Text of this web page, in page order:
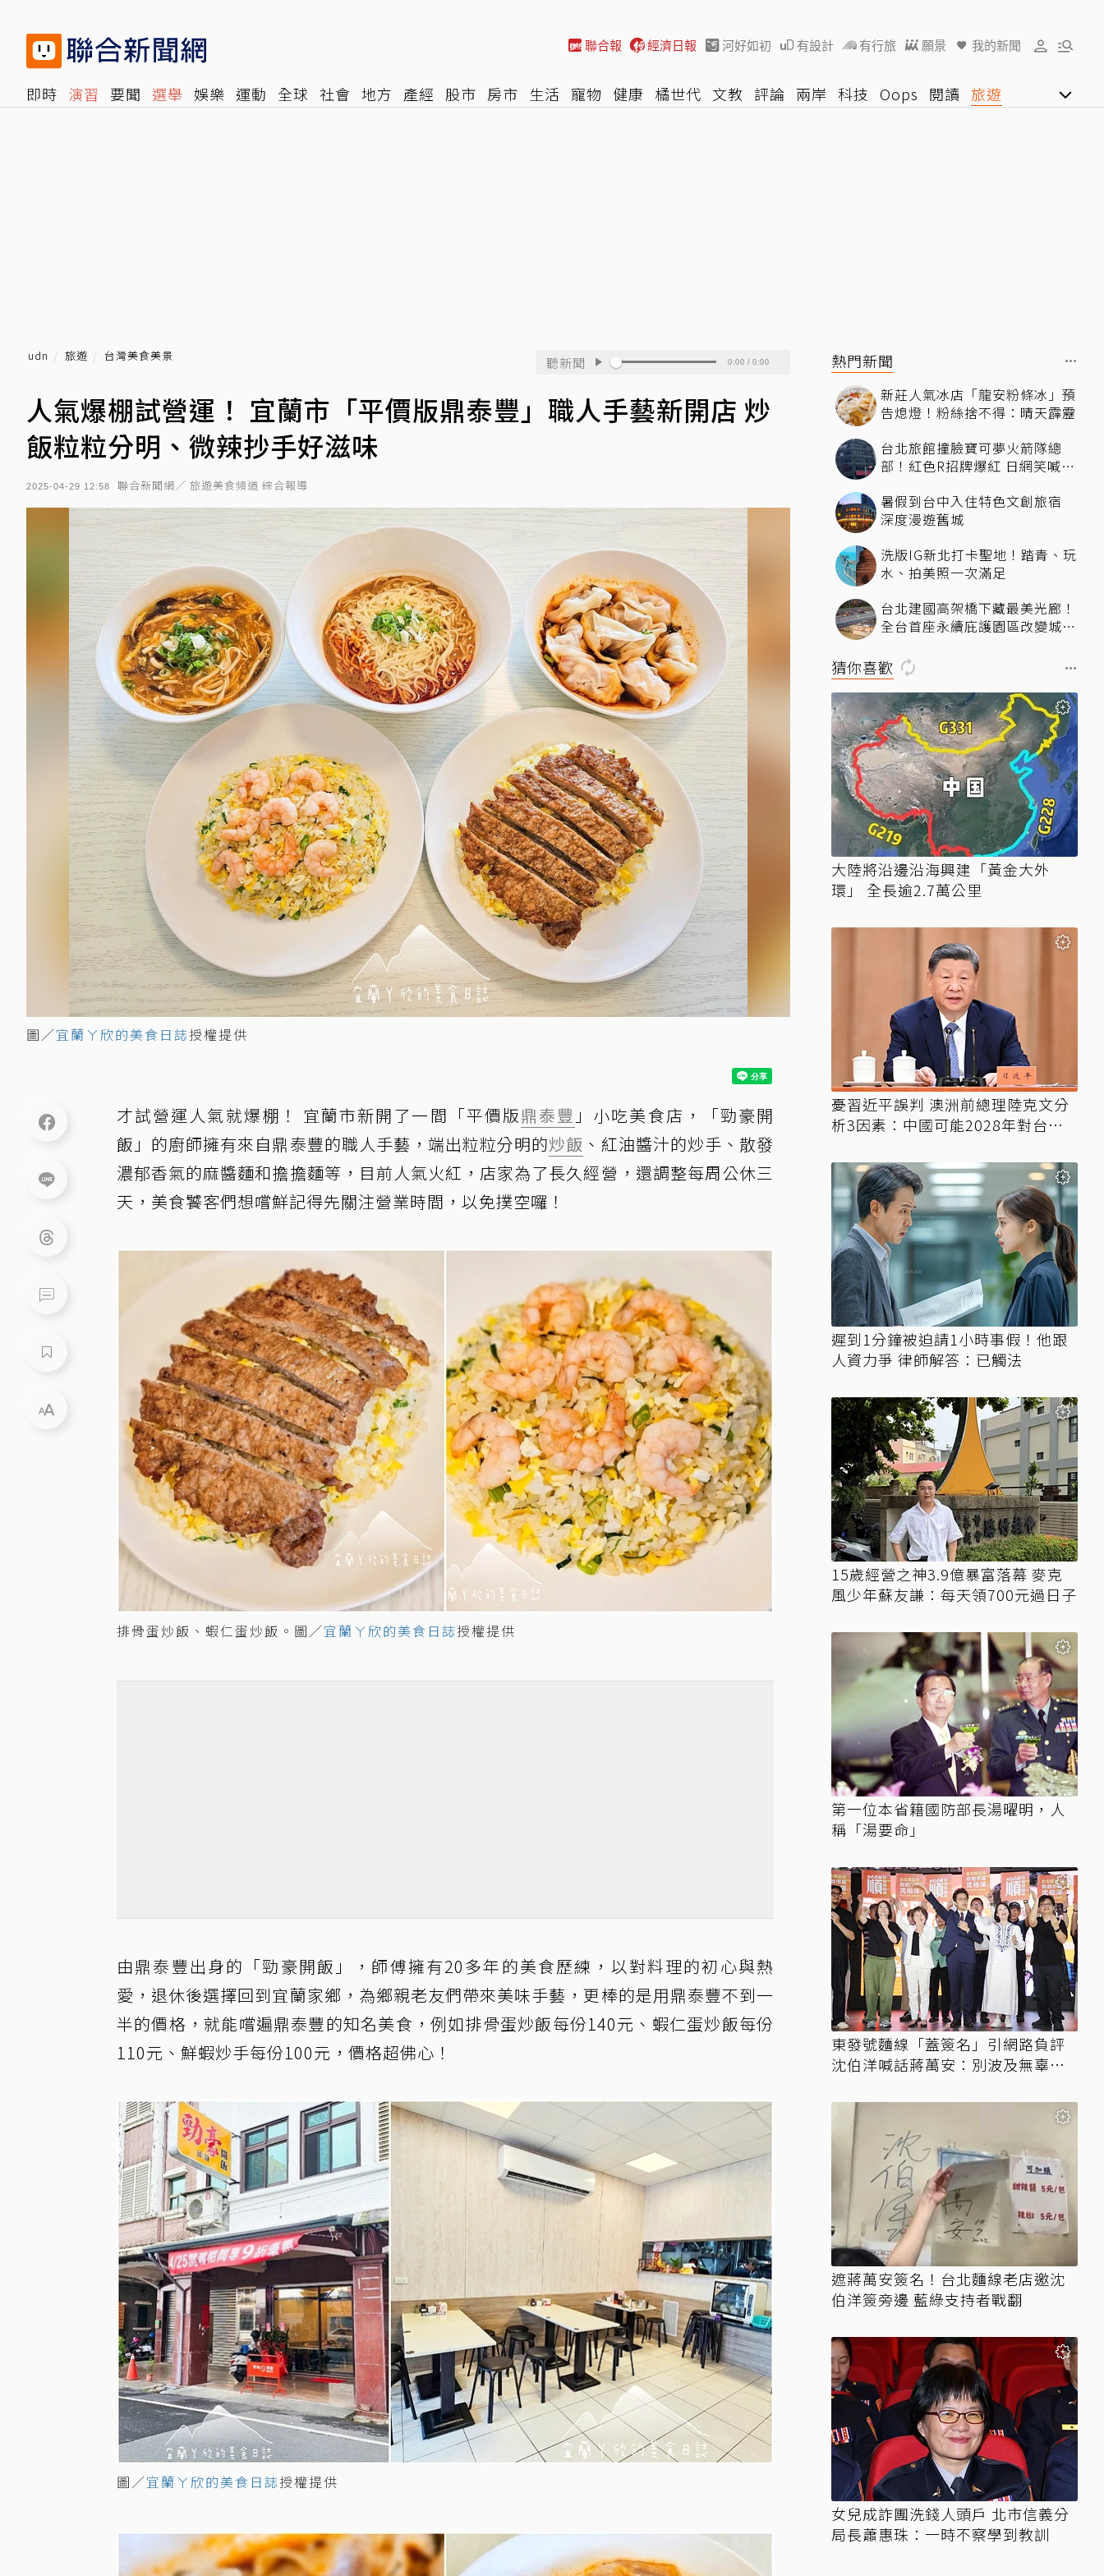
聯合報 經濟日報 河好如初 有設計 有行旅 願景 我的新聞
即時 演習 要聞 選舉 娛樂 運動 全球 社會 地方 產經 股市 房市 生活 寵物 健康 橘世代 文教 評論 兩岸 科技 Oops 閱讀 旅遊
udn 旅遊 台灣美食美景 聽新聞 0:00 / 0:00
人氣爆棚試營運！ 宜蘭市「平價版鼎泰豐」職人手藝新開店 炒
飯粒粒分明、微辣抄手好滋味
2025-04-29 12:58 聯合新聞網／ 旅遊美食頻道 綜合報導
圖／宜蘭ㄚ欣的美食日誌授權提供
才試營運人氣就爆棚！ 宜蘭市新開了一間「平價版鼎泰豐 」小吃美食店，「勁豪開
飯」的廚師擁有來自鼎泰豐的職人手藝，端出粒粒分明的炒飯 、紅油醬汁的炒手、散發
濃郁香氣的麻醬麵和擔擔麵等，目前人氣火紅，店家為了長久經營，還調整每周公休三
天，美食饕客們想嚐鮮記得先關注營業時間，以免撲空囉！
排骨蛋炒飯、蝦仁蛋炒飯。圖／宜蘭ㄚ欣的美食日誌授權提供
由鼎泰豐出身的「勁豪開飯」，師傅擁有20多年的美食歷練，以對料理的初心與熱
愛，退休後選擇回到宜蘭家鄉，為鄉親老友們帶來美味手藝，更棒的是用鼎泰豐不到一
半的價格，就能嚐遍鼎泰豐的知名美食，例如排骨蛋炒飯每份140元、蝦仁蛋炒飯每份
110元、鮮蝦炒手每份100元，價格超佛心！
圖／宜蘭ㄚ欣的美食日誌授權提供
熱門新聞
新莊人氣冰店「龍安粉條冰」預
告熄燈！粉絲捨不得：晴天霹靂
台北旅館撞臉寶可夢火箭隊總
部！紅色R招牌爆紅 日網笑喊：
暑假到台中入住特色文創旅宿
深度漫遊舊城
洗版IG新北打卡聖地！踏青、玩
水、拍美照一次滿足
台北建國高架橋下藏最美光廊！
全台首座永續庇護園區改變城市
猜你喜歡
大陸將沿邊沿海興建「黃金大外
環」 全長逾2.7萬公里
憂習近平誤判 澳洲前總理陸克文分
析3因素：中國可能2028年對台動
遲到1分鐘被迫請1小時事假！他跟
人資力爭 律師解答：已觸法
15歲經營之神3.9億暴富落幕 麥克
風少年蘇友謙：每天領700元過日子
第一位本省籍國防部長湯曜明，人
稱「湯要命」
東發號麵線「蓋簽名」引網路負評
沈伯洋喊話蔣萬安：別波及無辜店
遮蔣萬安簽名！台北麵線老店邀沈
伯洋簽旁邊 藍綠支持者戰翻
女兒成詐團洗錢人頭戶 北市信義分
局長蕭惠珠：一時不察學到教訓